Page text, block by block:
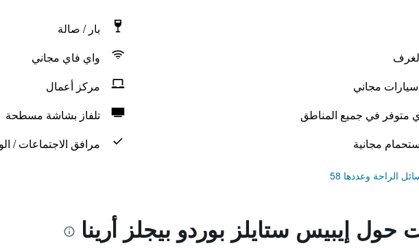
بار / صالة
واي فاي مجاني
مجاني
مركز أعمال
متوفر في جميع المناطق
تلفاز بشاشة مسطحة
مجانية
مرافق الاجتماعات /
الراحة وعددها 58
حول إيبيس ستايلز بوردو بيجلز أرينا